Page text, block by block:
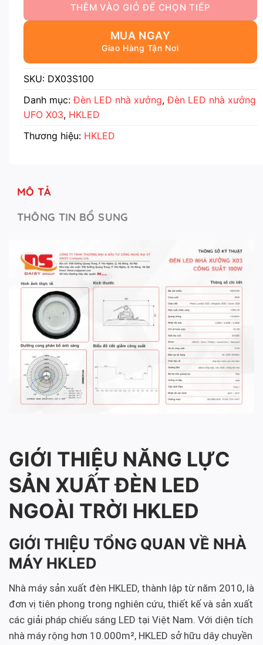
MUA NGAY
SKU: DX03S100
Danh mục:Đèn LED nhà xưởng,Đèn LED nhà xưởng
UFO X03, HKLED
Thương hiệu: HKLED
MÔ TẢ
THÔNG TIN BỔ SUNG
GIỚI THIỆU NĂNG LỰC
SẢN XUẤT ĐÈN LED
NGOÀI TRỜI HKLED
GIỚI THIỆU TỔNG QUAN VỀ NHÀ
MÁY HKLED
Nhà máy sản xuất đèn HKLED, thành lập từ năm 2010, là
đơn vị tiên phong trong nghiên cứu, thiết kế và sản xuất
các giải pháp chiếu sáng LED tại Việt Nam. Với diện tích
nhà máy rộng hơn 10.000m², HKLED sở hữu dây chuyền